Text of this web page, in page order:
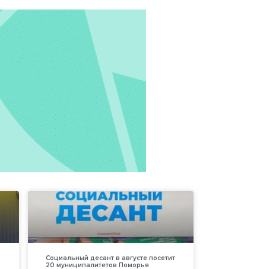
Социальный десант в августе посетит
20 муниципалитетов Поморья